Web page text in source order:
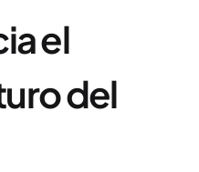
el
del